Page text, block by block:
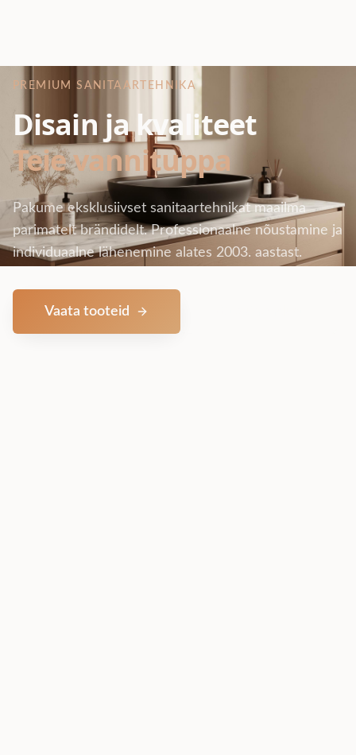
PREMIUM SANITAARTEHNIKA
Disain ja kvaliteet
Teie vannituppa
Pakume eksklusiivset sanitaartehnikat maailma
parimatelt brändidelt. Professionaalne nõustamine ja
individuaalne lähenemine alates 2003. aastast.
Vaata tooteid